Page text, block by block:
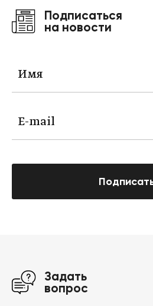
Подписаться
на новости
Задать
вопрос